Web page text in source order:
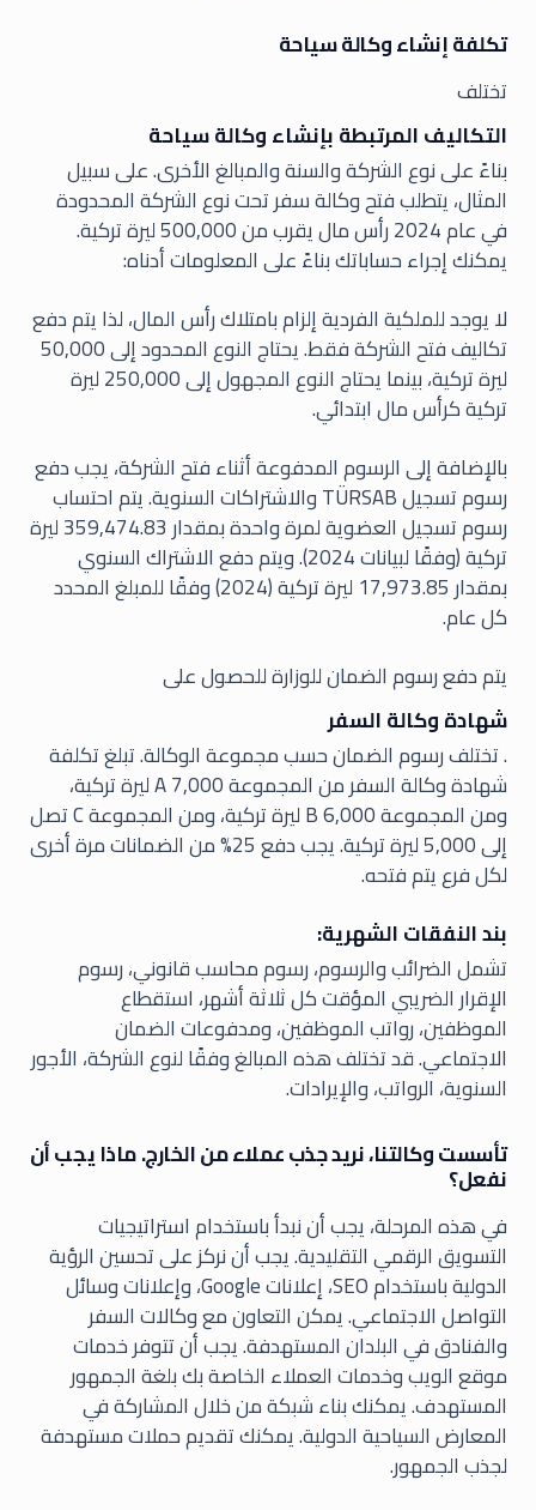
تكلفة إنشاء وكالة سياحة
تختلف
التكاليف المرتبطة بإنشاء وكالة سياحة
بناءً على نوع الشركة والسنة والمبالغ الأخرى. على سبيل
المثال، يتطلب فتح وكالة سفر تحت نوع الشركة المحدودة
في عام 2024 رأس مال يقرب من 500,000 ليرة تركية.
يمكنك إجراء حساباتك بناءً على المعلومات أدناه:
لا يوجد للملكية الفردية إلزام بامتلاك رأس المال، لذا يتم دفع
تكاليف فتح الشركة فقط. يحتاج النوع المحدود إلى 50,000
ليرة تركية، بينما يحتاج النوع المجهول إلى 250,000 ليرة
تركية كرأس مال ابتدائي.
بالإضافة إلى الرسوم المدفوعة أثناء فتح الشركة، يجب دفع
رسوم تسجيل TÜRSAB والاشتراكات السنوية. يتم احتساب
رسوم تسجيل العضوية لمرة واحدة بمقدار 359,474.83 ليرة
تركية (وفقًا لبيانات 2024). ويتم دفع الاشتراك السنوي
بمقدار 17,973.85 ليرة تركية (2024) وفقًا للمبلغ المحدد
كل عام.
يتم دفع رسوم الضمان للوزارة للحصول على
شهادة وكالة السفر
. تختلف رسوم الضمان حسب مجموعة الوكالة. تبلغ تكلفة
شهادة وكالة السفر من المجموعة A 7,000 ليرة تركية،
ومن المجموعة B 6,000 ليرة تركية، ومن المجموعة C تصل
إلى 5,000 ليرة تركية. يجب دفع 25% من الضمانات مرة أخرى
لكل فرع يتم فتحه.
بند النفقات الشهرية:
تشمل الضرائب والرسوم، رسوم محاسب قانوني، رسوم
الإقرار الضريبي المؤقت كل ثلاثة أشهر، استقطاع
الموظفين، رواتب الموظفين، ومدفوعات الضمان
الاجتماعي. قد تختلف هذه المبالغ وفقًا لنوع الشركة، الأجور
السنوية، الرواتب، والإيرادات.
تأسست وكالتنا، نريد جذب عملاء من الخارج. ماذا يجب أن
نفعل؟
في هذه المرحلة، يجب أن نبدأ باستخدام استراتيجيات
التسويق الرقمي التقليدية. يجب أن نركز على تحسين الرؤية
الدولية باستخدام SEO، إعلانات Google، وإعلانات وسائل
التواصل الاجتماعي. يمكن التعاون مع وكالات السفر
والفنادق في البلدان المستهدفة. يجب أن تتوفر خدمات
موقع الويب وخدمات العملاء الخاصة بك بلغة الجمهور
المستهدف. يمكنك بناء شبكة من خلال المشاركة في
المعارض السياحية الدولية. يمكنك تقديم حملات مستهدفة
لجذب الجمهور.